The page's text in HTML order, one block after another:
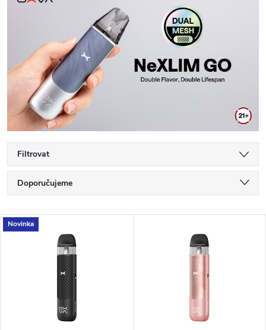
Filtrovat
Ř
a
Doporučujeme
Nejdražší
Nejprodávanější
V
Novinka